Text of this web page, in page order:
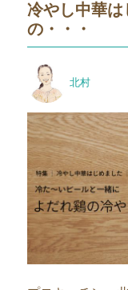
冷やし中華
の・・・
稿
北村